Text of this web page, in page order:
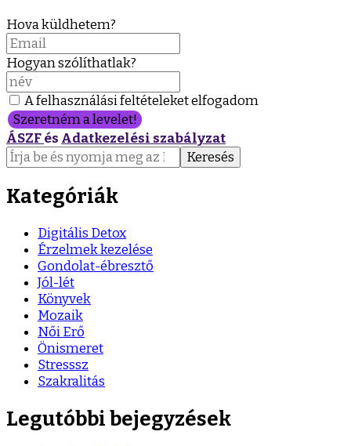
Hova küldhetem?
Hogyan szólíthatlak?
A felhasználási feltételeket elfogadom
Szeretném a levelet!
ÁSZFés Adatkezelési szabályzat
Keresés:
Kategóriák
Digitális Detox
Érzelmek kezelése
Gondolat-ébresztő
Jól-lét
Könyvek
Mozaik
Női Erő
Önismeret
Stresssz
Szakralitás
Legutóbbi bejegyzések